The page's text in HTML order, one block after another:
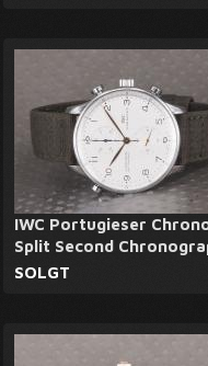
IWC Portugieser
Split Second
SOLGT